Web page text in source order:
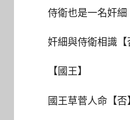
侍衛也是一名奸細
奸細與侍衛相識【
【國王】
國王草菅人命【否